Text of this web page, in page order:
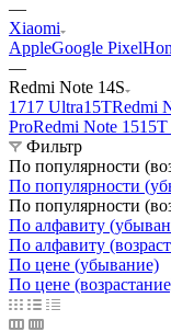
—
Xiaomi
AppleGoogle Pixel
—
Redmi Note 14S
1717 Ultra15TRedmi
ProRedmi Note 1515T
Фильтр
По популярности
По популярности
По популярности
По алфавиту
По алфавиту
По цене (убывание)
По цене